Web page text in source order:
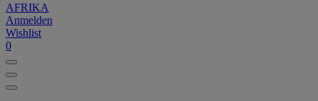
AFRIKA
Anmelden
Wishlist
0